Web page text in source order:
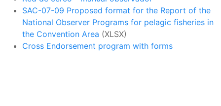
SAC-07-09 Proposed format for the Report of the
National Observer Programs for pelagic fisheries in
the Convention Area (XLSX)
Cross Endorsement program with forms